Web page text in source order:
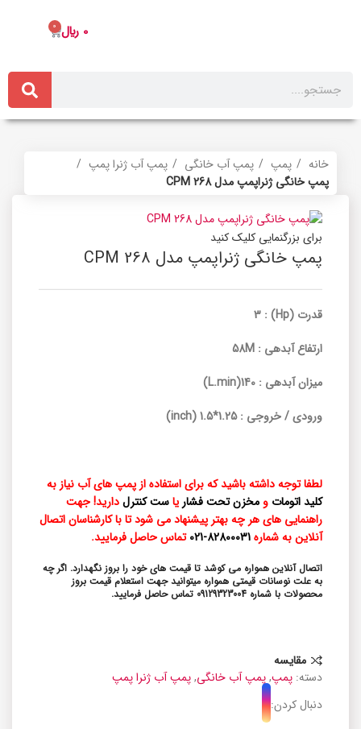
0 ﷼ 0
خانه پمپ پمپ آب خانگی
پمپ آب ژنرا پمپ
پمپ خانگی ژنراپمپ مدل CPM 268
برای بزرگنمایی کلیک کنید
پمپ خانگی ژنراپمپ مدل CPM 268
قدرت (Hp) : 3
ارتفاع آبدهی : 58M
میزان آبدهی : 140(L.min)
ورودی / خروجی : 1.25*1.5 (inch)
لطفا توجه داشته باشید که برای استفاده از پمپ های آب نیاز به
کلید اتومات و مخزن تحت فشار یاست کنترلدارید! جهت
راهنمایی های هر چه بهتر پیشنهاد می شود تا با کارشناسان اتصال
آنلاین به شماره82800031-021 تماس حاصل فرمایید.
اتصال آنلاین همواره می کوشد تا قیمت های خود را بروز نگهدارد. اگر چه
به علت نوسانات قیمتی همواره میتوانید جهت استعلام قیمت بروز
محصولات با شماره 09129323004 تماس حاصل فرمایید.
مقایسه
دسته: پمپ,پمپ آب خانگی,پمپ آب ژنرا پمپ
دنبال کردن: